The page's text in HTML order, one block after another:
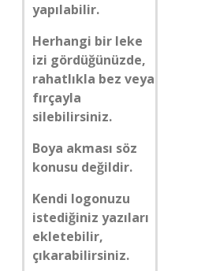
yapılabilir.
Herhangi bir leke
izi gördüğünüzde,
rahatlıkla bez veya
fırçayla
silebilirsiniz.
Boya akması söz
konusu değildir.
Kendi logonuzu
istediğiniz yazıları
ekletebilir,
çıkarabilirsiniz.